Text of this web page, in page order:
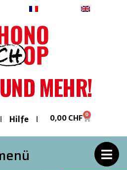
MEHR!
Hilfe 0,00CHF 0